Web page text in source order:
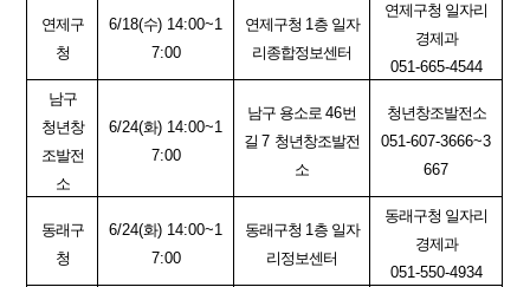
연제구
청
6/18(수) 14:00~1
7:00
연제구청 1층 일자
리종합정보센터
연제구청 일자리
경제과
051-665-4544
남구
청년창
조발전
소
6/24(화) 14:00~1
7:00
남구 용소로46번
길7 청년창조발전
소
청년창조발전소
051-607-3666~3
667
동래구
청
6/24(화) 14:00~1
7:00
동래구청 1층 일자
리정보센터
동래구청 일자리
경제과
051-550-4934